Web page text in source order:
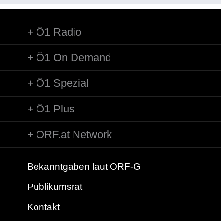
Ö1 Radio
Ö1 On Demand
Ö1 Spezial
Ö1 Plus
ORF.at Network
Bekanntgaben laut ORF-G
Publikumsrat
Kontakt